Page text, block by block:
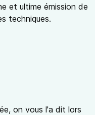
et ultime émission de
techniques.
on vous l'a dit lors